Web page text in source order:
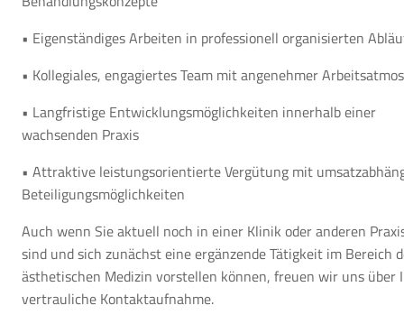
• Eigenständiges Arbeiten in professionell organisierten
• Kollegiales, engagiertes Team mit angenehmer
• Langfristige Entwicklungsmöglichkeiten innerhalb einer
wachsenden Praxis
• Attraktive leistungsorientierte Vergütung mit
Beteiligungsmöglichkeiten
Auch wenn Sie aktuell noch in einer Klinik oder anderen
sind und sich zunächst eine ergänzende Tätigkeit im Bereich
ästhetischen Medizin vorstellen können, freuen wir uns über
vertrauliche Kontaktaufnahme.